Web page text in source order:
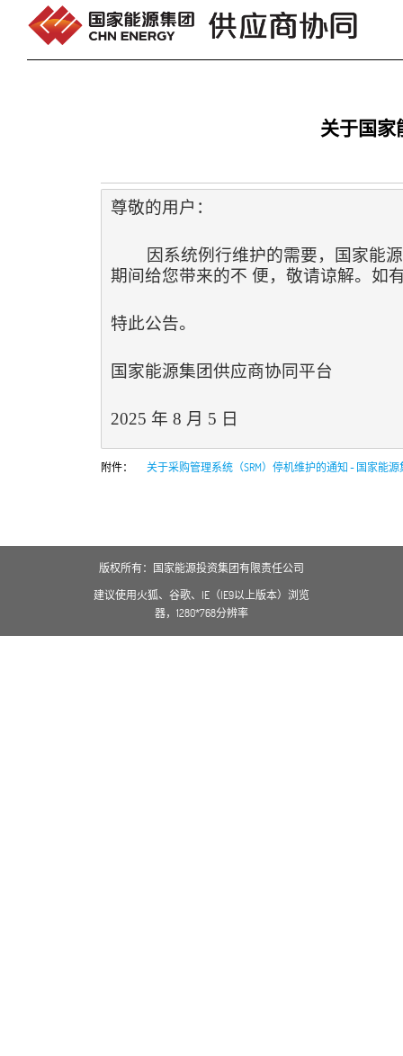
跳转到内容
关于国家
尊敬的用户：
因系统例行维护的需要，国家能源
期间给您带来的不 便，敬请谅解。如
特此公告。
国家能源集团供应商协同平台
2025 年 8 月 5 日
附件： 关于采购管理系统（SRM）停机维护的通知 - 国家能
版权所有：国家能源投资集团有限责任公司
建议使用火狐、谷歌、IE（IE9以上版本）浏览
器，1280*768分辨率